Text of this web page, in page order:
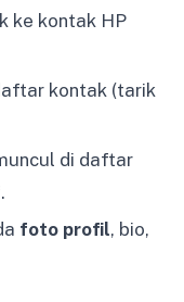
ke kontak HP
kontak (tarik
di daftar
foto profil, bio,